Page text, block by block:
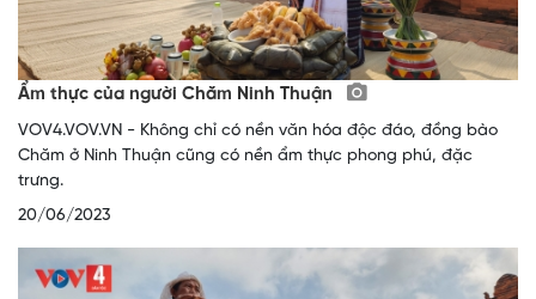
Ẩm thực của người Chăm Ninh Thuận
VOV4.VOV.VN - Không chỉ có nền văn hóa độc đáo, đồng bào
Chăm ở Ninh Thuận cũng có nền ẩm thực phong phú, đặc
trưng.
20/06/2023